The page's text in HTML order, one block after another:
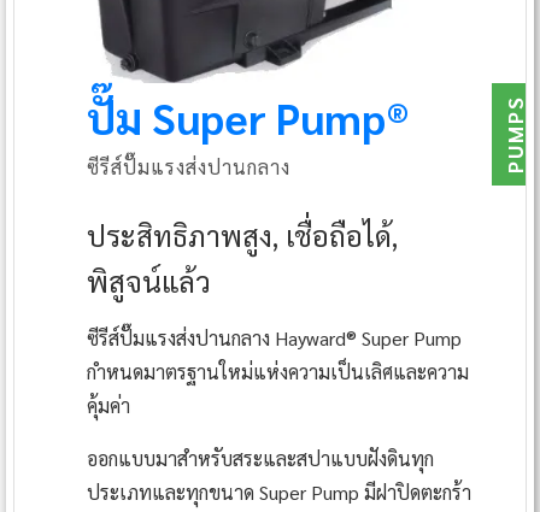
PUMPS
ปั๊ม Super Pump®
ซีรีส์ปั๊มแรงส่งปานกลาง
ประสิทธิภาพสูง, เชื่อถือได้,
พิสูจน์แล้ว
ซีรีส์ปั๊มแรงส่งปานกลาง Hayward® Super Pump
กำหนดมาตรฐานใหม่แห่งความเป็นเลิศและความ
คุ้มค่า
ออกแบบมาสำหรับสระและสปาแบบฝังดินทุก
ประเภทและทุกขนาด Super Pump มีฝาปิดตะกร้า